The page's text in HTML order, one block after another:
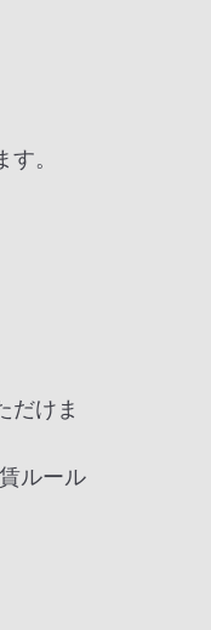
。
だけま
ルール